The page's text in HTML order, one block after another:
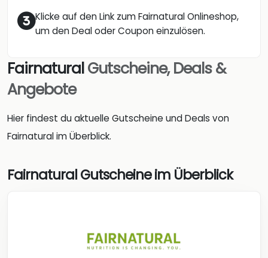
Klicke auf den Link zum Fairnatural Onlineshop,
um den Deal oder Coupon einzulösen.
FairnaturalGutscheine, Deals &
Angebote
Hier findest du aktuelle Gutscheine und Deals von
Fairnatural im Überblick.
Fairnatural Gutscheine im Überblick